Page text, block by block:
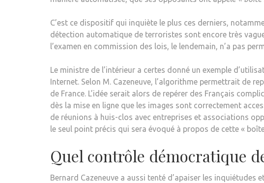
C’est ce dispositif qui inquiète le plus ces derniers,
détection automatique de terroristes sont encore très
l’examen en commission des lois, le lendemain, n’a pas
Le ministre de l’intérieur a certes donné un exemple
Internet. Selon M. Cazeneuve, l’algorithme permettrait de
de France. L’idée serait alors de repérer des Français
dès la mise en ligne que les images sont correctement
de réunions à huis-clos avec entreprises et associations
le seul point précis qui sera évoqué à propos de cette «
Quel contrôle démocratique
Bernard Cazeneuve a aussi tenté d’apaiser les inquiétudes